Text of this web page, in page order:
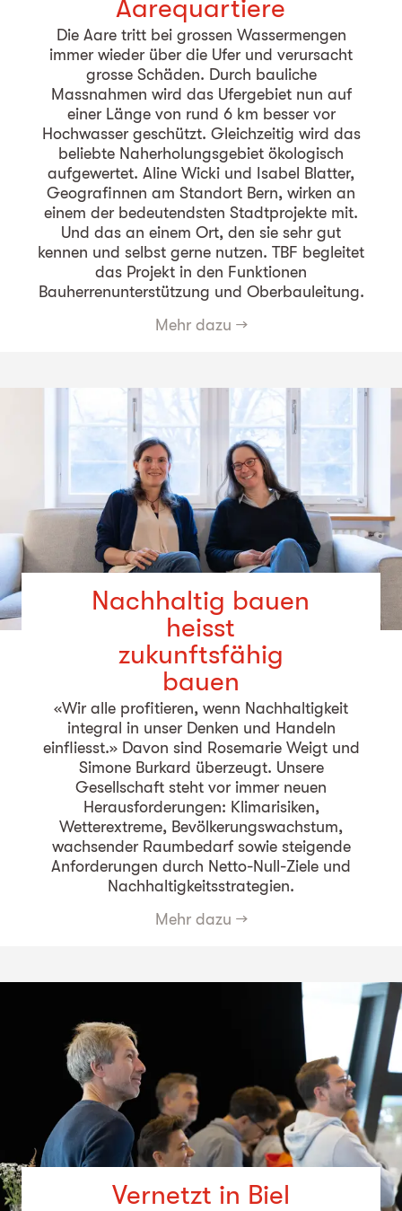
Aarequartiere
Die Aare tritt bei grossen Wassermengen
immer wieder über die Ufer und verursacht
grosse Schäden. Durch bauliche
Massnahmen wird das Ufergebiet nun auf
einer Länge von rund 6 km besser vor
Hochwasser geschützt. Gleichzeitig wird das
beliebte Naherholungsgebiet ökologisch
aufgewertet. Aline Wicki und Isabel Blatter,
Geografinnen am Standort Bern, wirken an
einem der bedeutendsten Stadtprojekte mit.
Und das an einem Ort, den sie sehr gut
kennen und selbst gerne nutzen. TBF begleitet
das Projekt in den Funktionen
Bauherrenunterstützung und Oberbauleitung.
Mehr dazu →
Nachhaltig bauen
heisst
zukunftsfähig
bauen
«Wir alle profitieren, wenn Nachhaltigkeit
integral in unser Denken und Handeln
einfliesst.» Davon sind Rosemarie Weigt und
Simone Burkard überzeugt. Unsere
Gesellschaft steht vor immer neuen
Herausforderungen: Klimarisiken,
Wetterextreme, Bevölkerungswachstum,
wachsender Raumbedarf sowie steigende
Anforderungen durch Netto-Null-Ziele und
Nachhaltigkeitsstrategien.
Mehr dazu →
Vernetzt in Biel